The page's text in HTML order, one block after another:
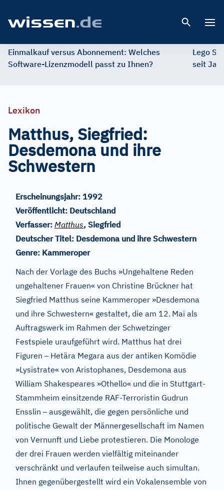
Einmalkauf versus Abonnement: Welches
Software-Lizenzmodell passt zu Ihnen?
Lego
seit
Lexikon
Matthus, Siegfried:
Desdemona und ihre
Schwestern
Erscheinungsjahr: 1992
Veröffentlicht: Deutschland
Verfasser: Matthus, Siegfried
Deutscher Titel: Desdemona und ihre Schwestern
Genre: Kammeroper
Nach der Vorlage des Buchs »Ungehaltene Reden
ungehaltener Frauen« von Christine Brückner hat
Siegfried Matthus seine Kammeroper »Desdemona
und ihre Schwestern« gestaltet, die am 12. Mai als
Auftragswerk im Rahmen der Schwetzinger
Festspiele uraufgeführt wird. Matthus hat drei
Figuren–Hetära Megara aus der antiken Komödie
»Lysistrate« von Aristophanes, Desdemona aus
William Shakespeares »Othello« und die in Stuttgart-
Stammheim einsitzende RAF-Terroristin Gudrun
Ensslin–ausgewählt, die gegen persönliche und
politische Gewalt der Männergesellschaft im Namen
von Vernunft und Liebe protestieren. Die Monologe
der drei Frauen werden vielfältig miteinander
verschränkt und verlaufen teilweise auch simultan.
Ihnen gegenübergestellt wird ein Vokalensemble von